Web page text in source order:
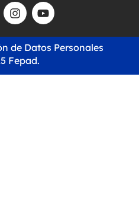
Fepad.
de Datos Personales